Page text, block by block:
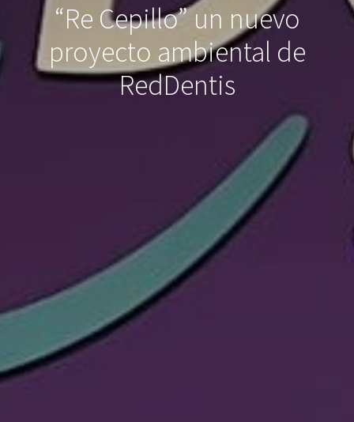
“Re Cepillo” un nuevo
proyecto ambiental de
RedDentis